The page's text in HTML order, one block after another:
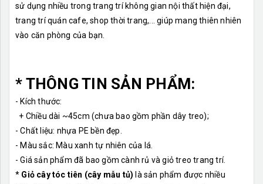
sử dụng nhiều trong trang trí không gian nội thất hiện đại,
trang trí quán cafe, shop thời trang,... giúp mang thiên nhiên
vào căn phòng của bạn.
* THÔNG TIN SẢN PHẨM:
- Kích thước:
+ Chiều dài ~45cm (chưa bao gồm phần dây treo);
- Chất liệu: nhựa PE bền đẹp.
- Màu sắc: Màu xanh tự nhiên của lá.
- Giá sản phẩm đã bao gồm cành rủ và giỏ treo trang trí.
* Giỏ cây tóc tiên (cây mẫu tủ) là sản phẩm được nhiều